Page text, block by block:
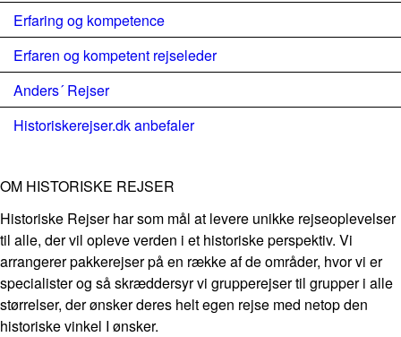
Erfaring og kompetence
Erfaren og kompetent rejseleder
Anders´ Rejser
Historiskerejser.dk anbefaler
OM HISTORISKE REJSER
Historiske Rejser har som mål at levere unikke rejseoplevelser
til alle, der vil opleve verden i et historiske perspektiv. Vi
arrangerer pakkerejser på en række af de områder, hvor vi er
specialister og så skræddersyr vi grupperejser til grupper i alle
størrelser, der ønsker deres helt egen rejse med netop den
historiske vinkel I ønsker.